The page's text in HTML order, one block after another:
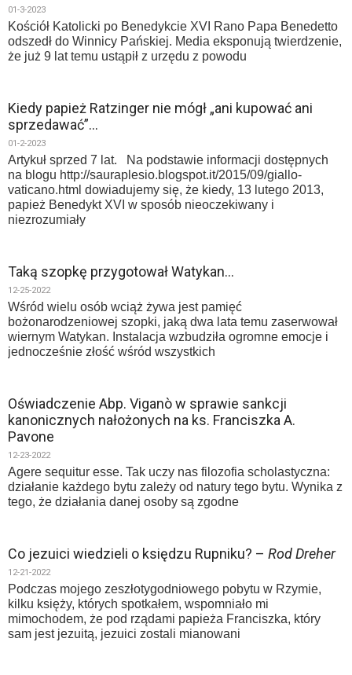
01-3-2023
Kościół Katolicki po Benedykcie XVI Rano Papa Benedetto
odszedł do Winnicy Pańskiej. Media eksponują twierdzenie,
że już 9 lat temu ustąpił z urzędu z powodu
Kiedy papież Ratzinger nie mógł „ani kupować ani
sprzedawać”…
01-2-2023
Artykuł sprzed 7 lat. Na podstawie informacji dostępnych
na blogu http://sauraplesio.blogspot.it/2015/09/giallo-
vaticano.html dowiadujemy się, że kiedy, 13 lutego 2013,
papież Benedykt XVI w sposób nieoczekiwany i
niezrozumiały
Taką szopkę przygotował Watykan…
12-25-2022
Wśród wielu osób wciąż żywa jest pamięć
bożonarodzeniowej szopki, jaką dwa lata temu zaserwował
wiernym Watykan. Instalacja wzbudziła ogromne emocje i
jednocześnie złość wśród wszystkich
Oświadczenie Abp. Viganò w sprawie sankcji
kanonicznych nałożonych na ks. Franciszka A.
Pavone
12-23-2022
Agere sequitur esse. Tak uczy nas filozofia scholastyczna:
działanie każdego bytu zależy od natury tego bytu. Wynika z
tego, że działania danej osoby są zgodne
Co jezuici wiedzieli o księdzu Rupniku? – Rod Dreher
12-21-2022
Podczas mojego zeszłotygodniowego pobytu w Rzymie,
kilku księży, których spotkałem, wspomniało mi
mimochodem, że pod rządami papieża Franciszka, który
sam jest jezuitą, jezuici zostali mianowani